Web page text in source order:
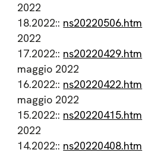
2022
18.2022:: ns20220506.htm
2022
17.2022:: ns20220429.htm
maggio 2022
16.2022:: ns20220422.htm
maggio 2022
15.2022:: ns20220415.htm
2022
14.2022:: ns20220408.htm